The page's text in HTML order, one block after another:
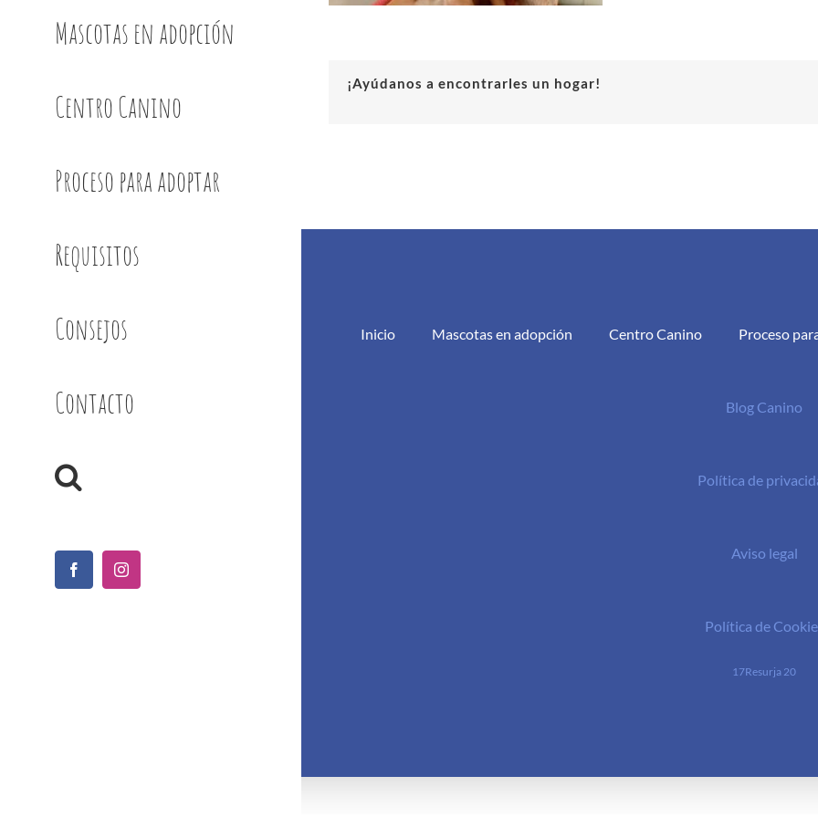
Mascotas en adopción
Centro Canino
Proceso para adoptar
Requisitos
Consejos
Contacto
FacebookInstagram
¡Ayúdanos a encontrarles un hogar!
Inicio Mascotas en adopción Centro Canino Proceso
Blog Canino
Política de
Aviso legal
Política de
17Resurja 20